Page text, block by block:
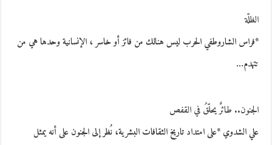
الظلّة
*فراس الشاروطفي الحرب ليس هنالك من فائز أو خاسر ، الإنسانية وحدها هي من
تتهدم…
الجنون.. طائرٌ يحلّقُ في القفص
علي الشدوي *على امتداد تاريخ الثقافات البشرية، نُظر إلى الجنون على أنه يمثل